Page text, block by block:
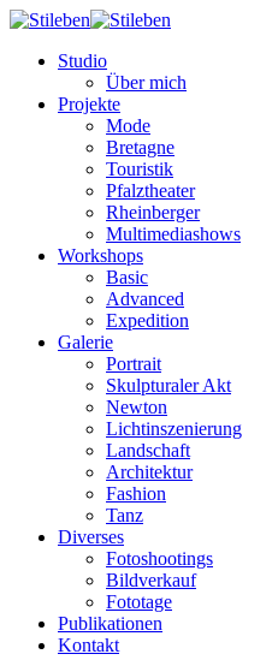
Studio
Über mich
Projekte
Mode
Bretagne
Touristik
Pfalztheater
Rheinberger
Multimediashows
Workshops
Basic
Advanced
Expedition
Galerie
Portrait
Skulpturaler Akt
Newton
Lichtinszenierung
Landschaft
Architektur
Fashion
Tanz
Diverses
Fotoshootings
Bildverkauf
Fototage
Publikationen
Kontakt